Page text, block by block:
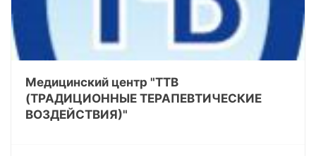
Медицинский центр "ТТВ
(ТРАДИЦИОННЫЕ ТЕРАПЕВТИЧЕСКИЕ
ВОЗДЕЙСТВИЯ)"